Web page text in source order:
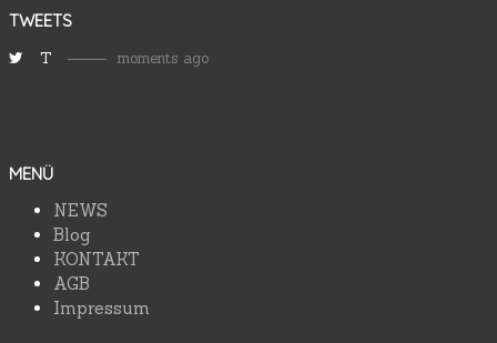
TWEETS
T moments ago
MENÜ
NEWS
Blog
KONTAKT
AGB
Impressum